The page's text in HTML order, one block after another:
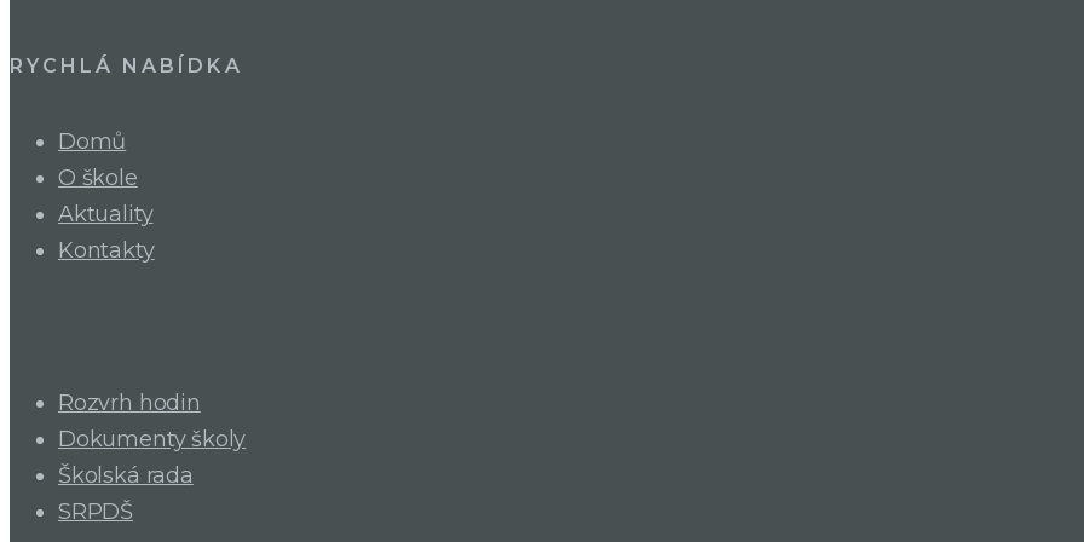
RYCHLÁ NABÍDKA
Domů
O škole
Aktuality
Kontakty
Rozvrh hodin
Dokumenty školy
Školská rada
SRPDŠ